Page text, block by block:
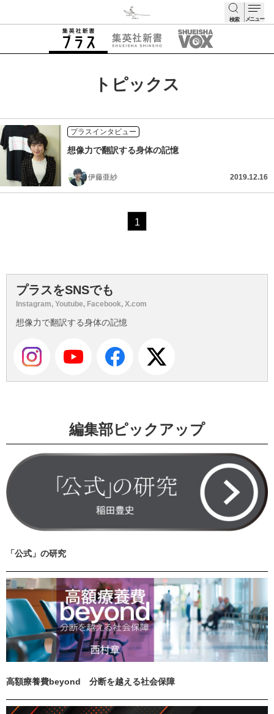
検索 メニュー
トピックス
プラスインタビュー
想像力で翻訳する身体の記憶
伊藤亜紗 2019.12.16
1
プラスをSNSでも
Instagram, Youtube, Facebook, X.com
想像力で翻訳する身体の記憶
編集部ピックアップ
「公式」の研究
高額療養費beyond 分断を越える社会保障